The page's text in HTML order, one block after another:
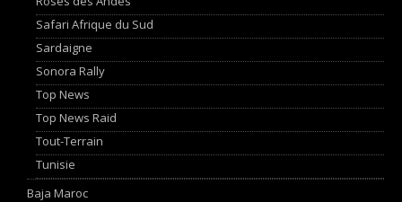
Safari Afrique du Sud
Sardaigne
Sonora Rally
Top News
Top News Raid
Tout-Terrain
Tunisie
Baja Maroc